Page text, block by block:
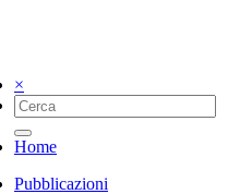
×
Home
Pubblicazioni